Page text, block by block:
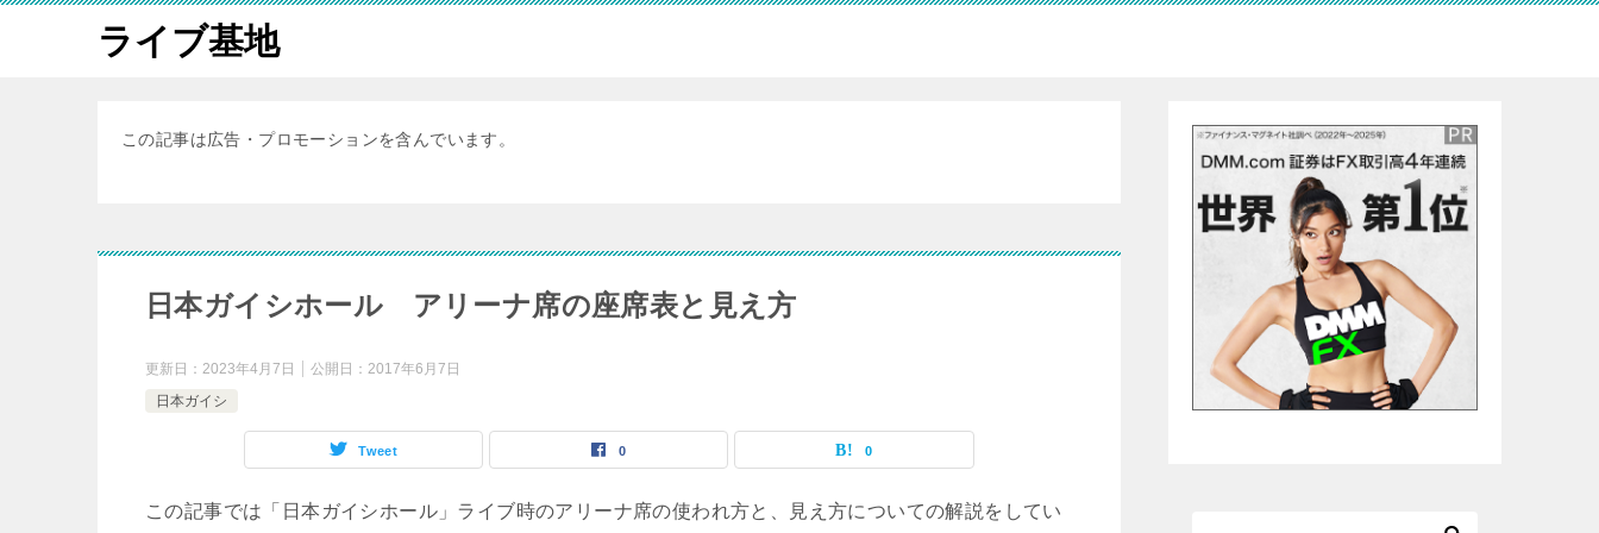
ライブ基地
この記事は広告・プロモーションを含んでいます。
日本ガイシホール アリーナ席の座席表と見え方
更新日： 2023年4月7日 公開日： 2017年6月7日
日本ガイシ
Tweet 0 0
この記事では「日本ガイシホール」ライブ時のアリーナ席の使われ方と、見え方についての解説をしてい